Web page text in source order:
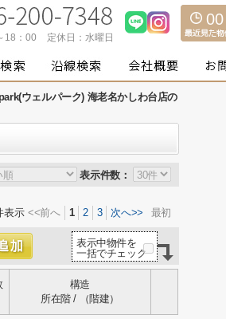
18：00 定休日： 水曜日
00
ウェルパーク) 海老名かしわ台店の
表示件数：
表示 <<前へ 1 2 3 次へ>> 最初
表示中物件を
一括でチェック
構造
所在階 / （階建）